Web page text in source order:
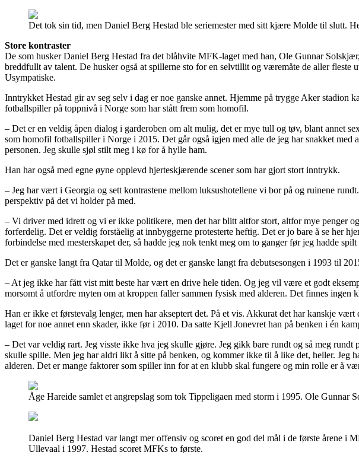
Det tok sin tid, men Daniel Berg Hestad ble seriemester med sitt kjære Molde til slutt.
Store kontraster
De som husker Daniel Berg Hestad fra det blåhvite MFK-laget med han, Ole Gunnar
breddfullt av talent. De husker også at spillerne sto for en selvtillit og væremåte de aller
Usympatiske.
Inntrykket Hestad gir av seg selv i dag er noe ganske annet. Hjemme på trygge Aker
fotballspiller på toppnivå i Norge som har stått frem som homofil.
– Det er en veldig åpen dialog i garderoben om alt mulig, det er mye tull og tøv, blant annet
som homofil fotballspiller i Norge i 2015. Det går også igjen med alle de jeg har snakket
personen. Jeg skulle sjøl stilt meg i kø for å hylle ham.
Han har også med egne øyne opplevd hjerteskjærende scener som har gjort stort inntrykk.
– Jeg har vært i Georgia og sett kontrastene mellom luksushotellene vi bor på og ruinene
perspektiv på det vi holder på med.
– Vi driver med idrett og vi er ikke politikere, men det har blitt altfor stort, altfor mye penger
forferdelig. Det er veldig forståelig at innbyggerne protesterte heftig. Det er jo bare å se her
forbindelse med mesterskapet der, så hadde jeg nok tenkt meg om to ganger før jeg hadde spilt
Det er ganske langt fra Qatar til Molde, og det er ganske langt fra debutsesongen i 1993 til
– At jeg ikke har fått vist mitt beste har vært en drive hele tiden. Og jeg vil være et godt
morsomt å utfordre myten om at kroppen faller sammen fysisk med alderen. Det finnes
Han er ikke et førstevalg lenger, men har akseptert det. På et vis. Akkurat det har kanskje
laget for noe annet enn skader, ikke før i 2010. Da satte Kjell Jonevret han på benken i én
– Det var veldig rart. Jeg visste ikke hva jeg skulle gjøre. Jeg gikk bare rundt og så meg
skulle spille. Men jeg har aldri likt å sitte på benken, og kommer ikke til å like det, heller. Jeg
alderen. Det er mange faktorer som spiller inn for at en klubb skal fungere og min rolle er å
Åge Hareide samlet et angrepslag som tok Tippeligaen med storm i 1995. Ole
Daniel Berg Hestad var langt mer offensiv og scoret en god del mål i de første årene i
Ullevaal i 1997. Hestad scoret MFKs to første.